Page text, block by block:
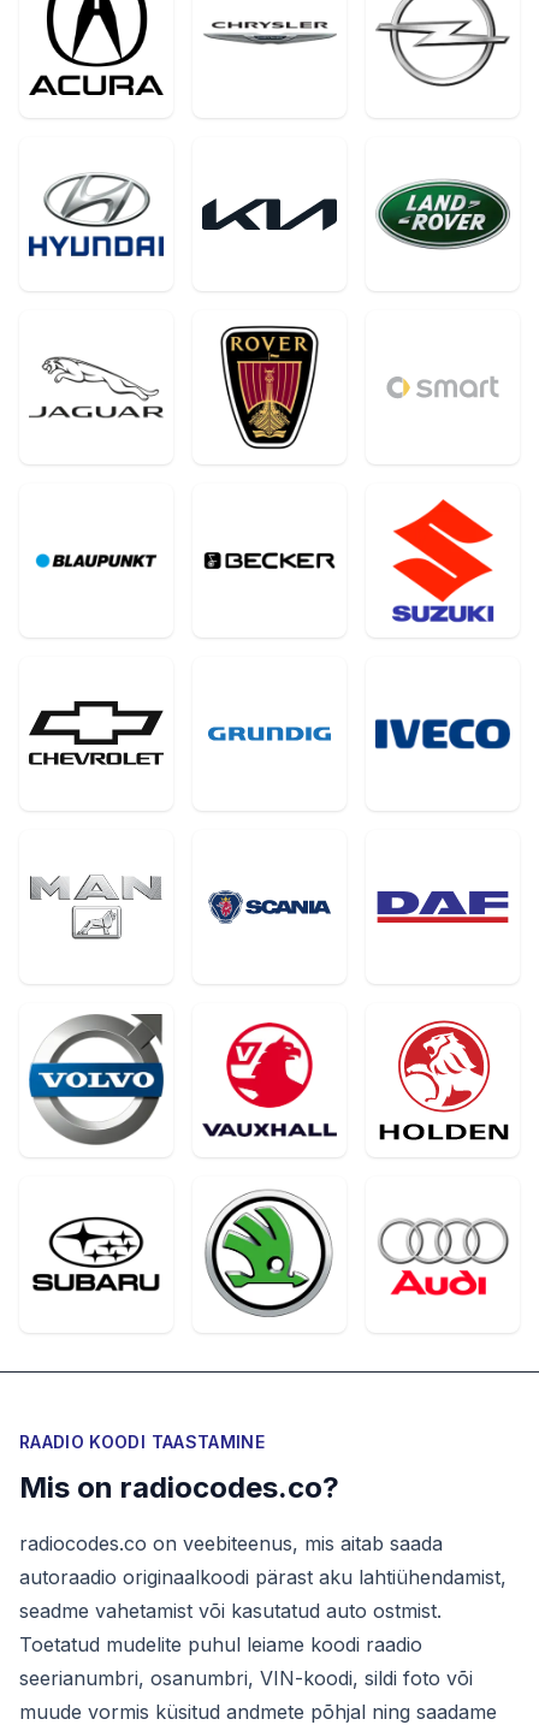
RAADIO KOODI TAASTAMINE
Mis on radiocodes.co?
radiocodes.co on veebiteenus, mis aitab saada
autoraadio originaalkoodi pärast aku lahtiühendamist,
seadme vahetamist või kasutatud auto ostmist.
Toetatud mudelite puhul leiame koodi raadio
seerianumbri, osanumbri, VIN-koodi, sildi foto või
muude vormis küsitud andmete põhjal ning saadame